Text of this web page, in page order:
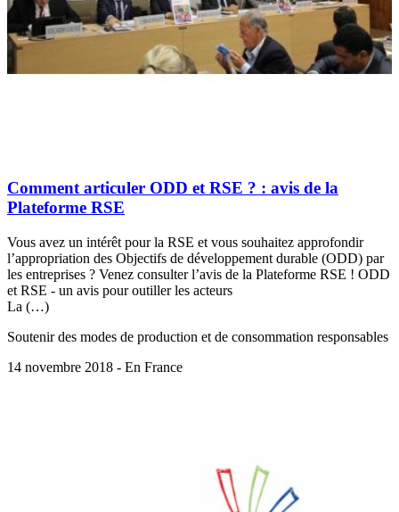
Comment articuler ODD et RSE ? : avis de la
Plateforme RSE
Vous avez un intérêt pour la RSE et vous souhaitez approfondir
l’appropriation des Objectifs de développement durable (ODD) par
les entreprises ? Venez consulter l’avis de la Plateforme RSE ! ODD
et RSE - un avis pour outiller les acteurs
La (…)
Soutenir des modes de production et de consommation responsables
14 novembre 2018 - En France